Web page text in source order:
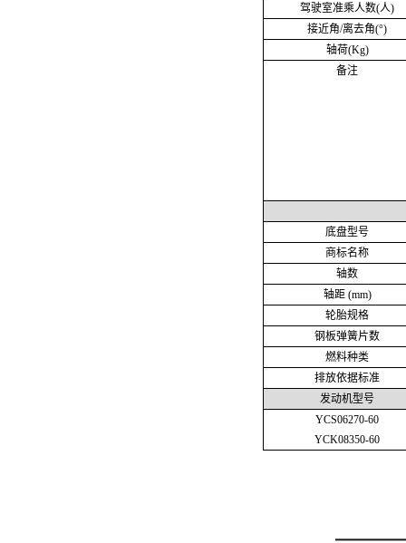
驾驶室准乘人数(人)
接近角/离去角(°)
轴荷(Kg)
备注
底盘型号
商标名称
轴数
轴距 (mm)
轮胎规格
钢板弹簧片数
燃料种类
排放依据标准
发动机型号
YCS06270-60
YCK08350-60